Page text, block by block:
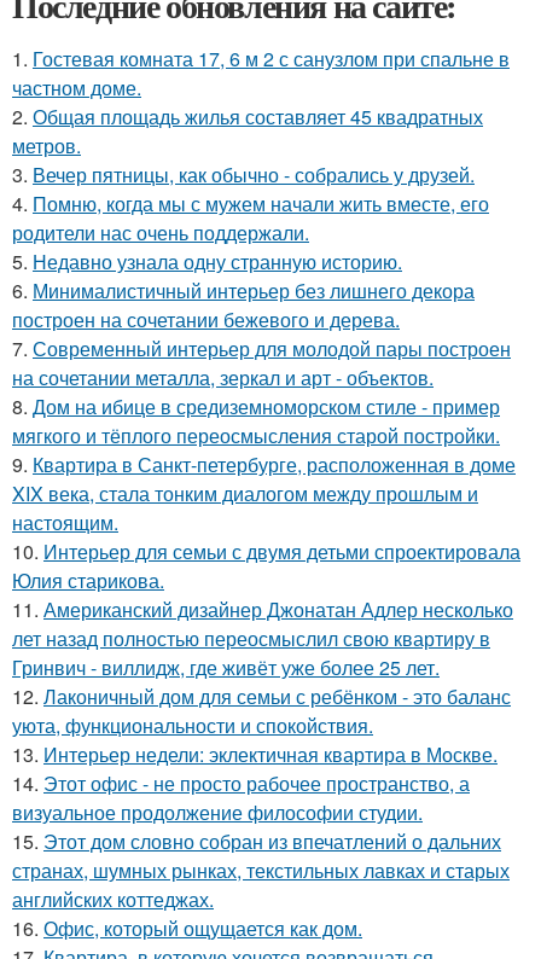
1. Гостевая комната 17, 6 м 2 с санузлом при спальне в
частном доме.
2. Общая площадь жилья составляет 45 квадратных
метров.
3. Вечер пятницы, как обычно - собрались у друзей.
4. Помню, когда мы с мужем начали жить вместе, его
родители нас очень поддержали.
5. Недавно узнала одну странную историю.
6. Минималистичный интерьер без лишнего декора
построен на сочетании бежевого и дерева.
7. Современный интерьер для молодой пары построен
на сочетании металла, зеркал и арт - объектов.
8. Дом на ибице в средиземноморском стиле - пример
мягкого и тёплого переосмысления старой постройки.
9. Квартира в Санкт-петербурге, расположенная в доме
XIX века, стала тонким диалогом между прошлым и
настоящим.
10. Интерьер для семьи с двумя детьми спроектировала
Юлия старикова.
11. Американский дизайнер Джонатан Адлер несколько
лет назад полностью переосмыслил свою квартиру в
Гринвич - виллидж, где живёт уже более 25 лет.
12. Лаконичный дом для семьи с ребёнком - это баланс
уюта, функциональности и спокойствия.
13. Интерьер недели: эклектичная квартира в Москве.
14. Этот офис - не просто рабочее пространство, а
визуальное продолжение философии студии.
15. Этот дом словно собран из впечатлений о дальних
странах, шумных рынках, текстильных лавках и старых
английских коттеджах.
16. Офис, который ощущается как дом.